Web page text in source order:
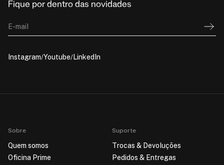
Fique por dentro das novidades
E-mail
Instagram Youtube LinkedIn
Sobre
Quem somos
Oficina Prime
Suporte
Trocas & Devoluções
Pedidos & Entregas